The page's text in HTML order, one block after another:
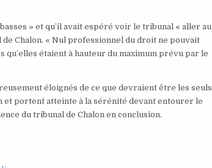
» et qu’il avait espéré voir le tribunal « aller au
Chalon. « Nul professionnel du droit ne pouvait
qu’elles étaient à hauteur du maximum prévu par le
éloignés de ce que devraient être les seuls
et portent atteinte à la sérénité devant entourer le
du tribunal de Chalon en conclusion.